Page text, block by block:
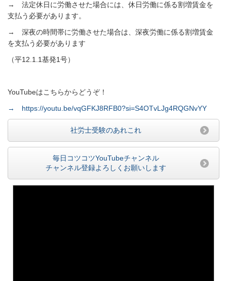
→ 法定休日に労働させた場合には、休日労働に係る割増賃金を
支払う必要があります。
→ 深夜の時間帯に労働させた場合は、深夜労働に係る割増賃金
を支払う必要があります
（平12.1.1基発1号）
YouTubeはこちらからどうぞ！
→ https://youtu.be/vqGFKJ8RFB0?si=S4OTvLJg4RQGNvYY
社労士受験のあれこれ
毎日コツコツYouTubeチャンネル
チャンネル登録よろしくお願いします